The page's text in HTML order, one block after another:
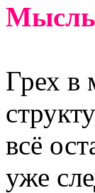
Мысль
Грех в
всё
уже